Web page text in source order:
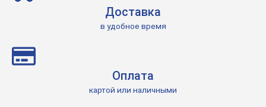
Доставка
в удобное время
Оплата
картой или наличными